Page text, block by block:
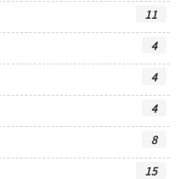
11
4
4
4
8
15